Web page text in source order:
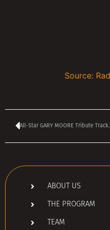
Source:
All-Star
ABOUT US
THE PROGRAM
TEAM